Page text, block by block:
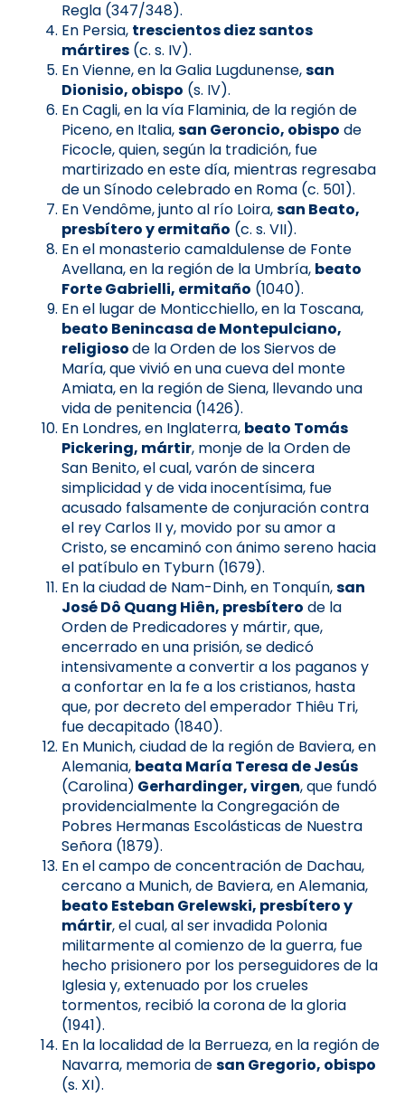
Regla (347/348).
En Persia, trescientos diez santos
mártires (c. s. IV).
En Vienne, en la Galia Lugdunense,san
Dionisio, obispo (s. IV).
En Cagli, en la vía Flaminia, de la región de
Piceno, en Italia,san Geroncio, obispo de
Ficocle, quien, según la tradición, fue
martirizado en este día, mientras regresaba
de un Sínodo celebrado en Roma (c. 501).
En Vendôme, junto al río Loira,san Beato,
presbítero y ermitaño (c. s. VII).
En el monasterio camaldulense de Fonte
Avellana, en la región de la Umbría, beato
Forte Gabrielli, ermitaño (1040).
En el lugar de Monticchiello, en la Toscana,
beato Benincasa de Montepulciano,
religiosode la Orden de los Siervos de
María, que vivió en una cueva del monte
Amiata, en la región de Siena, llevando una
vida de penitencia (1426).
En Londres, en Inglaterra, beato Tomás
Pickering, mártir, monje de la Orden de
San Benito, el cual, varón de sincera
simplicidad y de vida inocentísima, fue
acusado falsamente de conjuración contra
el rey Carlos II y, movido por su amor a
Cristo, se encaminó con ánimo sereno hacia
el patíbulo en Tyburn (1679).
En la ciudad de Nam-Dinh, en Tonquín,san
José Dô Quang Hiên, presbítero de la
Orden de Predicadores y mártir, que,
encerrado en una prisión, se dedicó
intensivamente a convertir a los paganos y
a confortar en la fe a los cristianos, hasta
que, por decreto del emperador Thiêu Tri,
fue decapitado (1840).
En Munich, ciudad de la región de Baviera, en
Alemania, beata María Teresa de Jesús
(Carolina) Gerhardinger, virgen, que fundó
providencialmente la Congregación de
Pobres Hermanas Escolásticas de Nuestra
Señora (1879).
En el campo de concentración de Dachau,
cercano a Munich, de Baviera, en Alemania,
beato Esteban Grelewski, presbítero y
mártir, el cual, al ser invadida Polonia
militarmente al comienzo de la guerra, fue
hecho prisionero por los perseguidores de la
Iglesia y, extenuado por los crueles
tormentos, recibió la corona de la gloria
(1941).
En la localidad de la Berrueza, en la región de
Navarra, memoria desan Gregorio, obispo
(s. XI).